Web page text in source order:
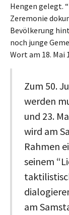
Hengen gelegt.
Zeremonie
Bevölkerung
noch junge
Wort am 18. Mai
Zum 50.
werden
und 23.
wird am
Rahmen
seinem
am